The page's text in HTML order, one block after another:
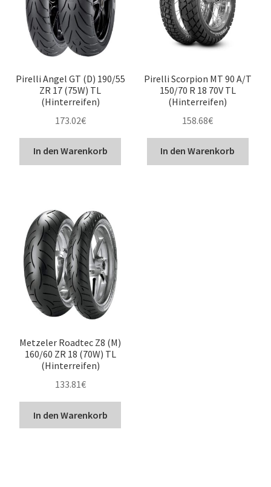
Pirelli Angel GT (D) 190/55
ZR 17 (75W) TL
(Hinterreifen)
173.02€
In den Warenkorb
Pirelli Scorpion MT 90 A/T
150/70 R 18 70V TL
(Hinterreifen)
158.68€
In den Warenkorb
Metzeler Roadtec Z8 (M)
160/60 ZR 18 (70W) TL
(Hinterreifen)
133.81€
In den Warenkorb